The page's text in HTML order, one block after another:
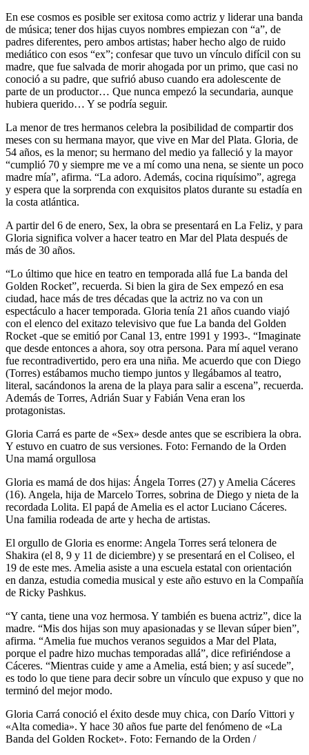
En ese cosmos es posible ser exitosa como actriz y liderar una banda
de música; tener dos hijas cuyos nombres empiezan con “a”, de
padres diferentes, pero ambos artistas; haber hecho algo de ruido
mediático con esos “ex”; confesar que tuvo un vínculo difícil con su
madre, que fue salvada de morir ahogada por un primo, que casi no
conoció a su padre, que sufrió abuso cuando era adolescente de
parte de un productor… Que nunca empezó la secundaria, aunque
hubiera querido… Y se podría seguir.
La menor de tres hermanos celebra la posibilidad de compartir dos
meses con su hermana mayor, que vive en Mar del Plata. Gloria, de
54 años, es la menor; su hermano del medio ya falleció y la mayor
“cumplió 70 y siempre me ve a mí como una nena, se siente un poco
madre mía”, afirma. “La adoro. Además, cocina riquísimo”, agrega
y espera que la sorprenda con exquisitos platos durante su estadía en
la costa atlántica.
A partir del 6 de enero, Sex, la obra se presentará en La Feliz, y para
Gloria significa volver a hacer teatro en Mar del Plata después de
más de 30 años.
“Lo último que hice en teatro en temporada allá fue La banda del
Golden Rocket”, recuerda. Si bien la gira de Sex empezó en esa
ciudad, hace más de tres décadas que la actriz no va con un
espectáculo a hacer temporada. Gloria tenía 21 años cuando viajó
con el elenco del exitazo televisivo que fue La banda del Golden
Rocket -que se emitió por Canal 13, entre 1991 y 1993-. “Imaginate
que desde entonces a ahora, soy otra persona. Para mí aquel verano
fue recontradivertido, pero era una niña. Me acuerdo que con Diego
(Torres) estábamos mucho tiempo juntos y llegábamos al teatro,
literal, sacándonos la arena de la playa para salir a escena”, recuerda.
Además de Torres, Adrián Suar y Fabián Vena eran los
protagonistas.
Gloria Carrá es parte de «Sex» desde antes que se escribiera la obra.
Y estuvo en cuatro de sus versiones. Foto: Fernando de la Orden
Una mamá orgullosa
Gloria es mamá de dos hijas: Ángela Torres (27) y Amelia Cáceres
(16). Angela, hija de Marcelo Torres, sobrina de Diego y nieta de la
recordada Lolita. El papá de Amelia es el actor Luciano Cáceres.
Una familia rodeada de arte y hecha de artistas.
El orgullo de Gloria es enorme: Angela Torres será telonera de
Shakira (el 8, 9 y 11 de diciembre) y se presentará en el Coliseo, el
19 de este mes. Amelia asiste a una escuela estatal con orientación
en danza, estudia comedia musical y este año estuvo en la Compañía
de Ricky Pashkus.
“Y canta, tiene una voz hermosa. Y también es buena actriz”, dice la
madre. “Mis dos hijas son muy apasionadas y se llevan súper bien”,
afirma. “Amelia fue muchos veranos seguidos a Mar del Plata,
porque el padre hizo muchas temporadas allá”, dice refiriéndose a
Cáceres. “Mientras cuide y ame a Amelia, está bien; y así sucede”,
es todo lo que tiene para decir sobre un vínculo que expuso y que no
terminó del mejor modo.
Gloria Carrá conoció el éxito desde muy chica, con Darío Vittori y
«Alta comedia». Y hace 30 años fue parte del fenómeno de «La
Banda del Golden Rocket». Foto: Fernando de la Orden /